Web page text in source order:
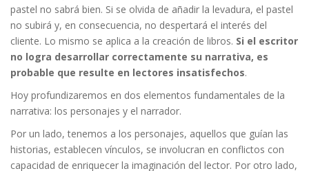
pastel no sabrá bien. Si se olvida de añadir la levadura, el pastel
no subirá y, en consecuencia, no despertará el interés del
cliente. Lo mismo se aplica a la creación de libros. Si el escritor
no logra desarrollar correctamente su narrativa, es
probable que resulte en lectores insatisfechos.
Hoy profundizaremos en dos elementos fundamentales de la
narrativa: los personajes y el narrador.
Por un lado, tenemos a los personajes, aquellos que guían las
historias, establecen vínculos, se involucran en conflictos con
capacidad de enriquecer la imaginación del lector. Por otro lado,